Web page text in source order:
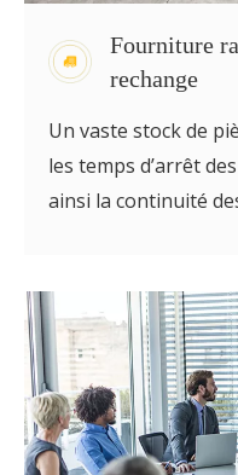
Fourniture
rechange
Un vaste stock de
les temps d’arrêt
ainsi la continuité